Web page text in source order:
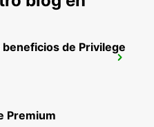
de Privilege
Premium